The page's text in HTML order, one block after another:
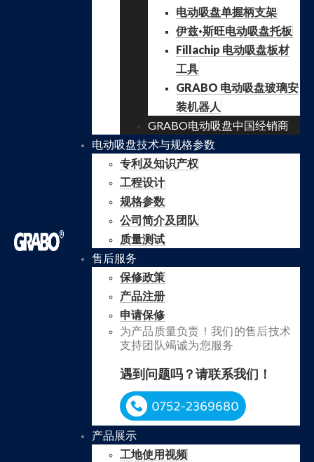
电动吸盘单握柄支架
伊兹·斯旺电动吸盘托板
Fillachip 电动吸盘板材
工具
GRABO 电动吸盘玻璃安
装机器人
GRABO电动吸盘中国经销商
电动吸盘技术与规格参数
专利及知识产权
工程设计
规格参数
公司简介及团队
质量测试
售后服务
保修政策
产品注册
申请保修
为产品质量负责！我们的售后技术
支持团队竭诚为您服务
遇到问题吗？请联系我们！
产品展示
工地使用视频